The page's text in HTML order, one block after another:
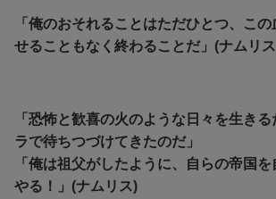
「俺のおそれることはただひとつ、こ
せることもなく終わることだ」(ナムリ
「恐怖と歓喜の火のような日々を生き
ラで待ちつづけてきたのだ」
「俺は祖父がしたように、自らの帝国
やる！」(ナムリス)